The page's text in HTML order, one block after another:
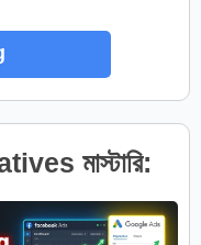
মাস্টারি:
Ads
দিয়ে